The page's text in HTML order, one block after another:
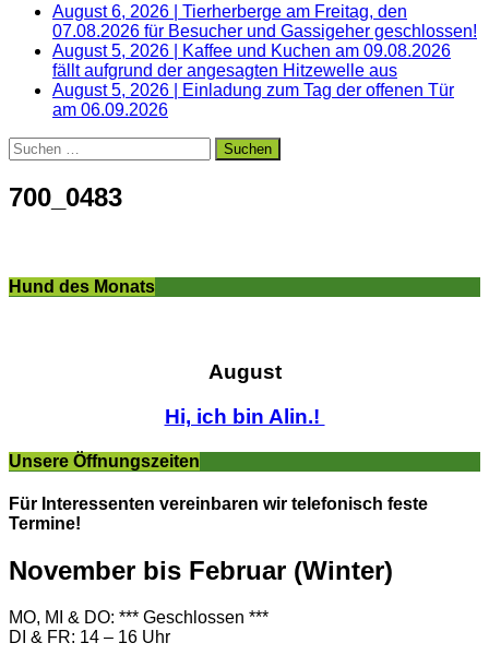
August 6, 2026
Tierherberge am Freitag, den
07.08.2026 für Besucher und Gassigeher geschlossen!
August 5, 2026
Kaffee und Kuchen am 09.08.2026
fällt aufgrund der angesagten Hitzewelle aus
August 5, 2026
Einladung zum Tag der offenen Tür
am 06.09.2026
Suchen
nach:
700_0483
Hund des Monats
August
Hi, ich bin Alin.!
Unsere Öffnungszeiten
Für Interessenten vereinbaren wir telefonisch feste
Termine!
November bis Februar (Winter)
MO, MI & DO: *** Geschlossen ***
DI & FR: 14 – 16 Uhr